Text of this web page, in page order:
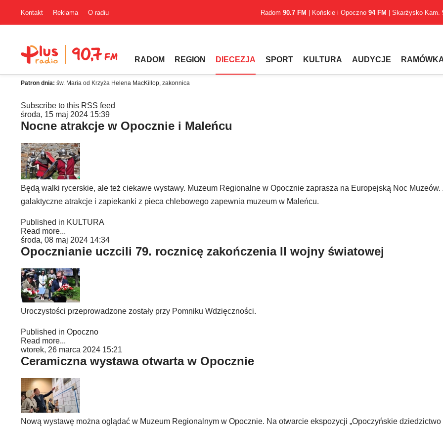
Kontakt Reklama O radiu Radom 90.7 FM | Końskie i Opoczno 94 FM | Skarżysko Kam.
RADOM REGION DIECEZJA SPORT KULTURA AUDYCJE
Patron dnia: św. Maria od Krzyża Helena MacKillop, zakonnica
Subscribe to this RSS feed
środa, 15 maj 2024 15:39
Nocne atrakcje w Opocznie i Maleńcu
Będą walki rycerskie, ale też ciekawe wystawy. Muzeum Regionalne w Opocznie zaprasza na Europejską Noc Muzeów.
galaktyczne atrakcje i zapiekanki z pieca chlebowego zapewnia muzeum w Maleńcu.
Published in KULTURA
Read more...
środa, 08 maj 2024 14:34
Opocznianie uczcili 79. rocznicę zakończenia II wojny światowej
Uroczystości przeprowadzone zostały przy Pomniku Wdzięczności.
Published in Opoczno
Read more...
wtorek, 26 marca 2024 15:21
Ceramiczna wystawa otwarta w Opocznie
Nową wystawę można oglądać w Muzeum Regionalnym w Opocznie. Na otwarcie ekspozycji „Opoczyńskie dziedzictwo